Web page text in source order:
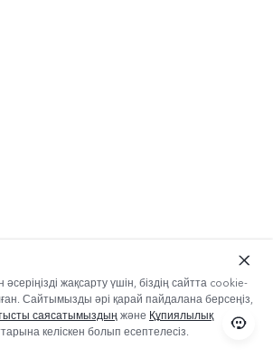
жақсарту үшін, біздің сайтта cookie-
Сайтымызды әрі қарай пайдалана берсеңіз,
саясатымыздыңжәне Құпиялылық
келіскен болып есептелесіз.